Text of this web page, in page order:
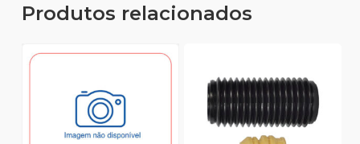
Produtos relacionados